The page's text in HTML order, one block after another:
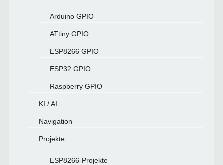
Arduino GPIO
ATtiny GPIO
ESP8266 GPIO
ESP32 GPIO
Raspberry GPIO
KI / AI
Navigation
Projekte
ESP8266-Projekte